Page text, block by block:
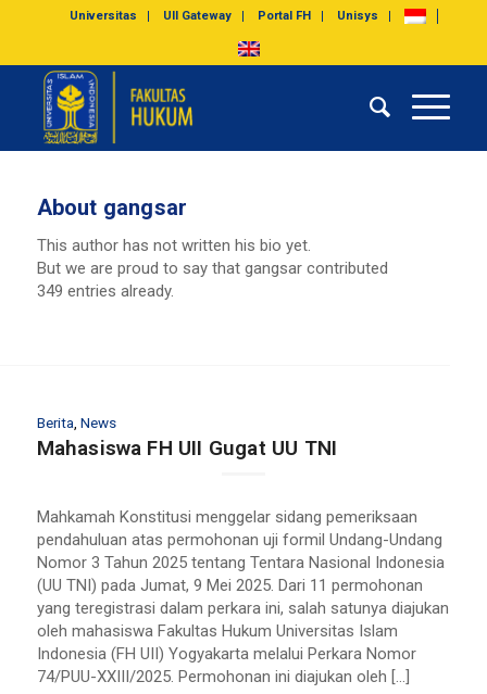
Universitas UII Gateway Portal FH Unisys
About gangsar
This author has not written his bio yet.
But we are proud to say that gangsarcontributed
349 entries already.
Berita News
Mahasiswa FH UII Gugat UU TNI
Mahkamah Konstitusi menggelar sidang pemeriksaan
pendahuluan atas permohonan uji formil Undang-Undang
Nomor 3 Tahun 2025 tentang Tentara Nasional Indonesia
(UU TNI) pada Jumat, 9 Mei 2025. Dari 11 permohonan
yang teregistrasi dalam perkara ini, salah satunya diajukan
oleh mahasiswa Fakultas Hukum Universitas Islam
Indonesia (FH UII) Yogyakarta melalui Perkara Nomor
74/PUU-XXIII/2025. Permohonan ini diajukan oleh […]